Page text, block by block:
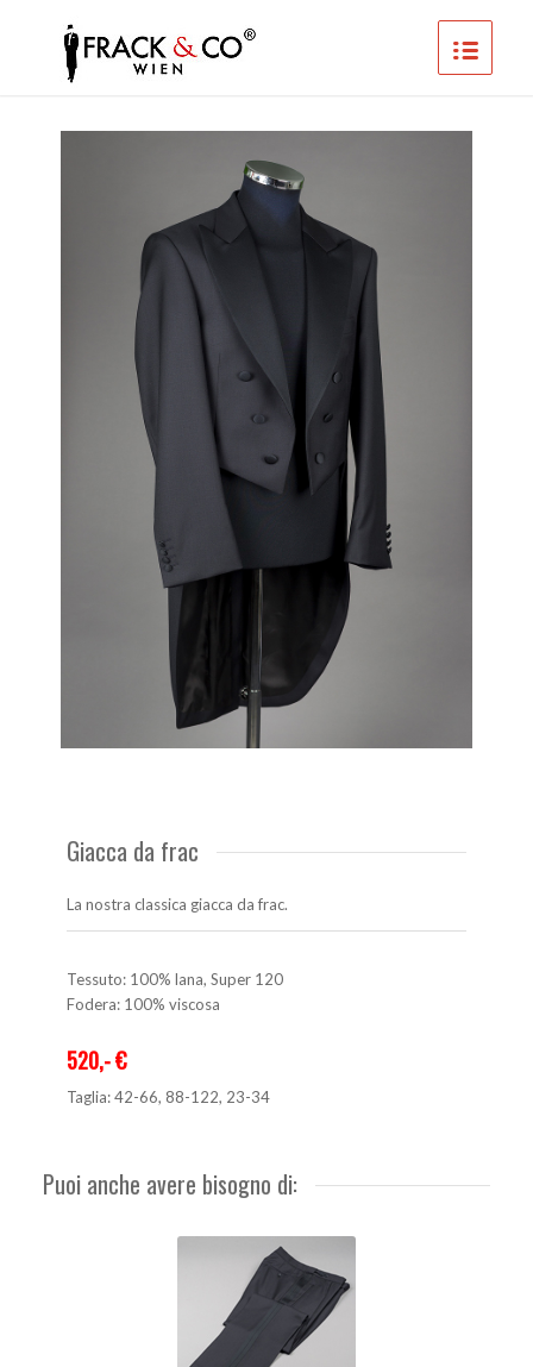
Giacca da frac
La nostra classica giacca da frac.
Tessuto: 100% lana, Super 120
Fodera: 100% viscosa
520,- €
Taglia: 42-66, 88-122, 23-34
Puoi anche avere bisogno di: